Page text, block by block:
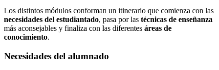
Los distintos módulos conforman un itinerario que comienza con las
necesidades del estudiantado, pasa por las técnicas de enseñanza
más aconsejables y finaliza con las diferentes áreas de
conocimiento.
Necesidades del alumnado